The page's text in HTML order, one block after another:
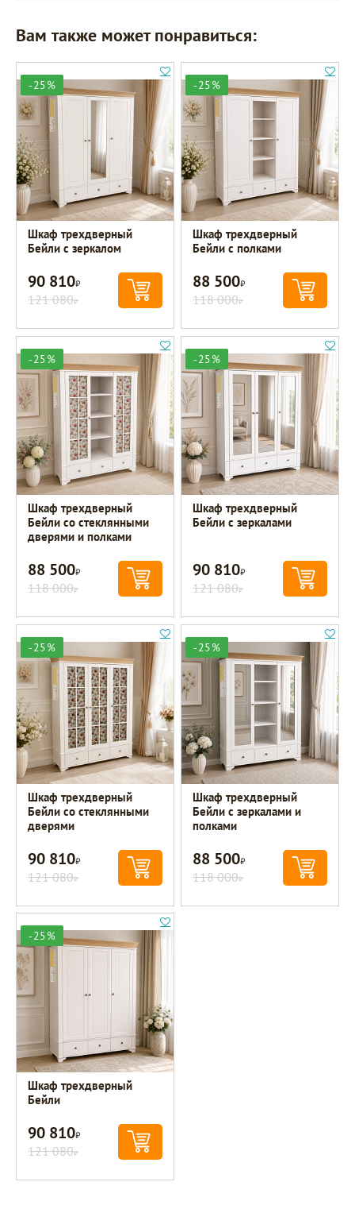
Вам также может понравиться:
-25%
Шкаф трехдверный
Бейли с зеркалом
90 810Р
121 080Р
-25%
Шкаф трехдверный
Бейли с полками
88 500Р
118 000Р
-25%
Шкаф трехдверный
Бейли со стеклянными
дверями и полками
88 500Р
118 000Р
-25%
Шкаф трехдверный
Бейли с зеркалами
90 810Р
121 080Р
-25%
Шкаф трехдверный
Бейли со стеклянными
дверями
90 810Р
121 080Р
-25%
Шкаф трехдверный
Бейли с зеркалами и
полками
88 500Р
118 000Р
-25%
Шкаф трехдверный
Бейли
90 810Р
121 080Р